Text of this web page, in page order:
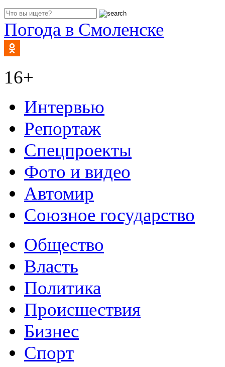
Погода в Смоленске
16+
Интервью
Репортаж
Спецпроекты
Фото и видео
Автомир
Союзное государство
Общество
Власть
Политика
Происшествия
Бизнес
Спорт